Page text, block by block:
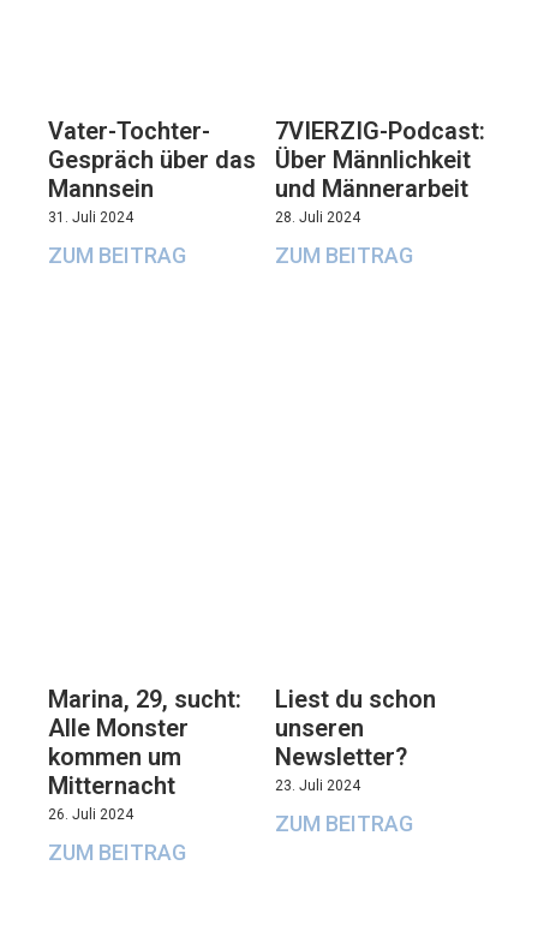
Vater-Tochter-
Gespräch über das
Mannsein
31. Juli 2024
ZUM BEITRAG
7VIERZIG-Podcast:
Über Männlichkeit
und Männerarbeit
28. Juli 2024
ZUM BEITRAG
Marina, 29, sucht:
Alle Monster
kommen um
Mitternacht
26. Juli 2024
ZUM BEITRAG
Liest du schon
unseren
Newsletter?
23. Juli 2024
ZUM BEITRAG